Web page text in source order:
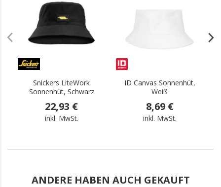
Snickers LiteWork
Sonnenhüt, Schwarz
22,93 €
inkl. MwSt.
ID Canvas Sonnenhüt,
Weiß
8,69 €
inkl. MwSt.
ANDERE HABEN AUCH GEKAUFT